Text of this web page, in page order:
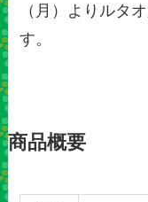
（月）よりルタ
す。
商品概要